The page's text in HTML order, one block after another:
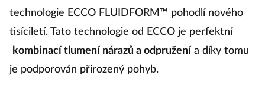
technologie ECCO FLUIDFORM™ pohodlí nového
tisíciletí. Tato technologie od ECCO je perfektní
kombinací tlumení nárazů a odpružení a díky tomu
je podporován přirozený pohyb.